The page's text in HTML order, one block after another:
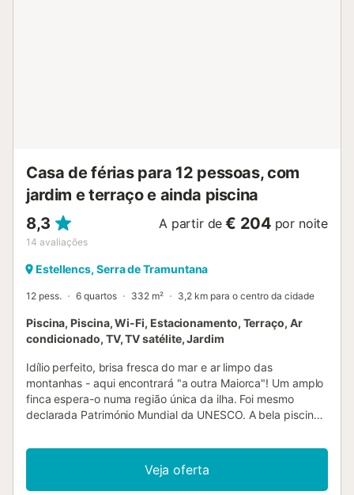
Casa de férias para 12 pessoas, com
jardim e terraço e ainda piscina
8,3
14 avaliações
A partir de € 204 por noite
Estellencs, Serra de Tramuntana
12 pess. 6 quartos 332 m² 3,2 km para o centro da cidade
Piscina, Piscina, Wi-Fi, Estacionamento, Terraço, Ar
condicionado, TV, TV satélite, Jardim
Idílio perfeito, brisa fresca do mar e ar limpo das
montanhas - aqui encontrará "a outra Maiorca"! Um amplo
finca espera-o numa região única da ilha. Foi mesmo
declarada Património Mundial da UNESCO. A bela piscina
montanhosa única tornar-se-ão o seu lugar preferido.
Qualquer pessoa que já aqui tenha experimentado o pôr-
do-sol voltará a esta estância de férias uma e outra vez.
Veja oferta